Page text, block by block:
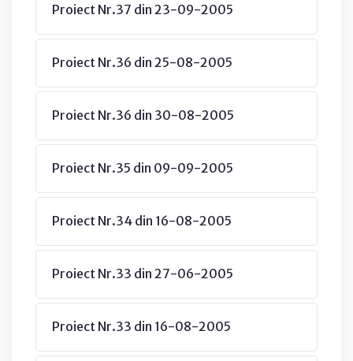
Proiect Nr.37 din 23-09-2005
Proiect Nr.36 din 25-08-2005
Proiect Nr.36 din 30-08-2005
Proiect Nr.35 din 09-09-2005
Proiect Nr.34 din 16-08-2005
Proiect Nr.33 din 27-06-2005
Proiect Nr.33 din 16-08-2005